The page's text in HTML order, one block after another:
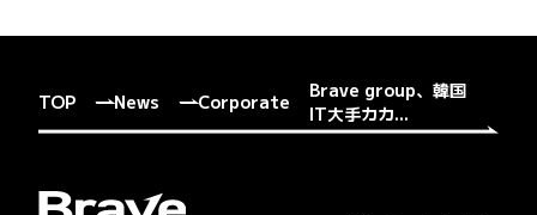
TOP News Corporate
Brave group、韓国
IT大手カカ...